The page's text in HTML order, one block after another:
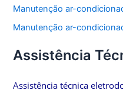
Manutenção ar-
Manutenção ar-
Assistência
Assistência técnica